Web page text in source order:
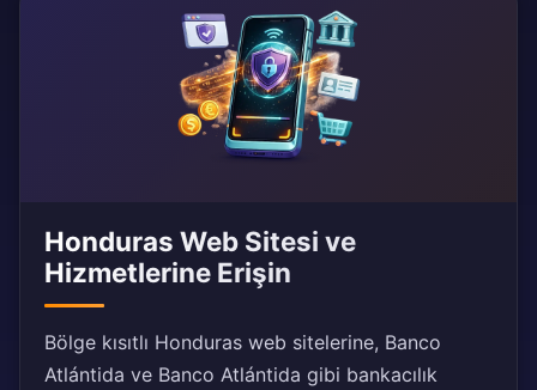
Honduras Web Sitesi ve
Hizmetlerine Erişin
Bölge kısıtlı Honduras web sitelerine, Banco
Atlántida ve Banco Atlántida gibi bankacılık